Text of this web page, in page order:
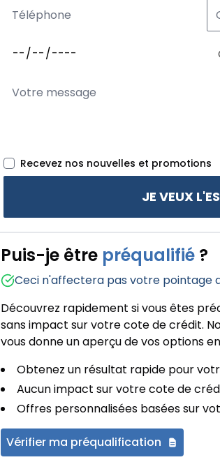
Recevez nos nouvelles et promotions
JE VEUX
Puis-je être préqualifié ?
Ceci n'affectera pas votre pointage
Découvrez rapidement si vous êtes
sans impact sur votre cote de crédit.
vous donne un aperçu de vos options
Obtenez un résultat rapide pour
Aucun impact sur votre cote de
Offres personnalisées basées sur
Vérifier ma préqualification